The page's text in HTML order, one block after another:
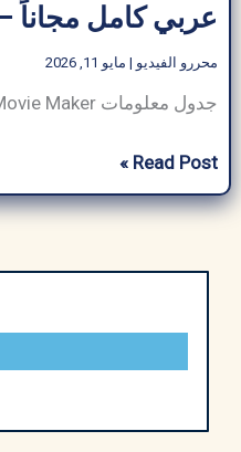
عربي كامل مجاناً
محررو الفيديو | مايو 11, 2026
تحميل
برنامج
موفي
كامل
–
Read Post »